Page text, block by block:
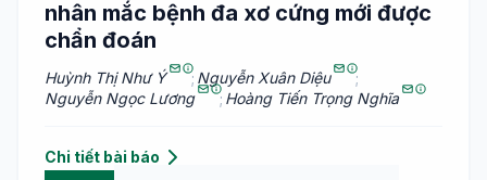
nhân mắc bệnh đa xơ cứng mới được
chẩn đoán
Huỳnh Thị Như Ý ; Nguyễn Xuân Diệu
;
Nguyễn Ngọc Lương
; Hoàng Tiến Trọng Nghĩa
Chi tiết bài báo